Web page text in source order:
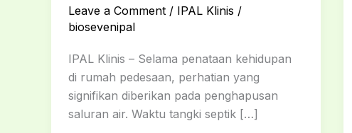
Leave a Comment / IPAL Klinis /
biosevenipal
IPAL Klinis – Selama penataan kehidupan
di rumah pedesaan, perhatian yang
signifikan diberikan pada penghapusan
saluran air. Waktu tangki septik […]